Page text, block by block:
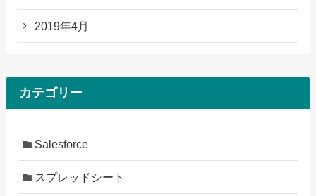
2019年4月
カテゴリー
Salesforce
スプレッドシート